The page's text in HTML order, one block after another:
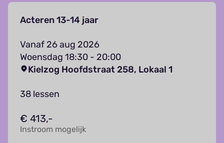
Acteren 13-14 jaar
Vanaf 26 aug 2026
Woensdag 18:30 - 20:00
Kielzog Hoofdstraat 258, Lokaal 1
38 lessen
€ 413,-
Instroom mogelijk